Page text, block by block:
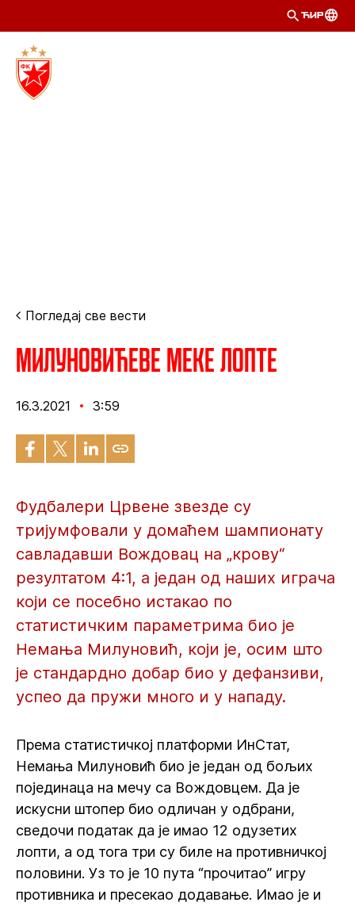
ЋИР
Погледај све вести
Милуновићеве меке лопте
16.3.2021 3:59
Фудбалери Црвене звезде су
тријумфовали у домаћем шампионату
савладавши Вождовац на „крову“
резултатом 4:1, а један од наших играча
који се посебно истакао по
статистичким параметрима био је
Немања Милуновић, који је, осим што
је стандардно добар био у дефанзиви,
успео да пружи много и у нападу.
Према статистичкој платформи ИнСтат,
Немања Милуновић био је један од бољих
појединаца на мечу са Вождовцем. Да је
искусни штопер био одличан у одбрани,
сведочи податак да је имао 12 одузетих
лопти, а од тога три су биле на противничкој
половини. Уз то је 10 пута “прочитао” игру
противника и пресекао додавање. Имао је и